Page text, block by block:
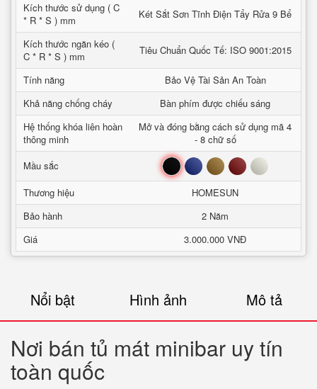
Kích thước sử dụng ( C
* R * S ) mm
Két Sắt Sơn Tĩnh Điện Tẩy Rửa 9 Bể
Kích thước ngăn kéo (
C * R * S ) mm
Tiêu Chuẩn Quốc Tế: ISO 9001:2015
Tính năng
Bảo Vệ Tài Sản An Toàn
Khả năng chống cháy
Bàn phím được chiếu sáng
Hệ thống khóa liên hoàn
thông minh
Mở và đóng bằng cách sử dụng mã 4
- 8 chữ số
Mầu sắc
Đen Xanh Nâu Đỏ Trắng
Thương hiệu
HOMESUN
Bảo hành
2 Năm
Giá
3.000.000 VNĐ
Nổi bật Hình ảnh Mô tả
Nơi bán tủ mát minibar uy tín
toàn quốc